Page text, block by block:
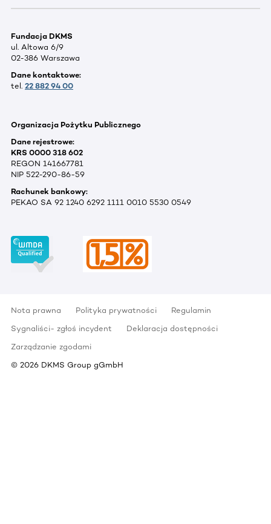
Fundacja DKMS
ul. Altowa 6/9
02-386 Warszawa
Dane kontaktowe:
tel. 22 882 94 00
Organizacja Pożytku Publicznego
Dane rejestrowe:
KRS 0000 318 602
REGON 141667781
NIP 522-290-86-59
Rachunek bankowy:
PEKAO SA 92 1240 6292 1111 0010 5530 0549
Nota prawna Polityka prywatności
Regulamin
Sygnaliści- zgłoś incydent
Deklaracja dostępności
Zarządzanie zgodami
© 2026 DKMS Group gGmbH